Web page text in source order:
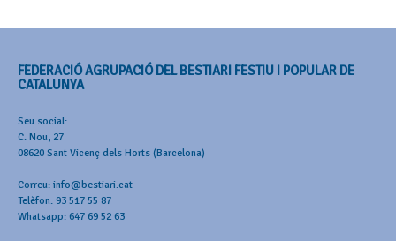
FEDERACIÓ AGRUPACIÓ DEL BESTIARI FESTIU I POPULAR DE
CATALUNYA
Seu social:
C. Nou, 27
08620 Sant Vicenç dels Horts (Barcelona)
Correu: info@bestiari.cat
Telèfon: 93 517 55 87
Whatsapp: 647 69 52 63